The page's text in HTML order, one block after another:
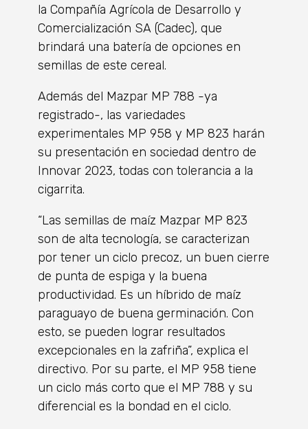
la Compañía Agrícola de Desarrollo y
Comercialización SA (Cadec), que
brindará una batería de opciones en
semillas de este cereal.
Además del Mazpar MP 788 -ya
registrado-, las variedades
experimentales MP 958 y MP 823 harán
su presentación en sociedad dentro de
Innovar 2023, todas con tolerancia a la
cigarrita.
“Las semillas de maíz Mazpar MP 823
son de alta tecnología, se caracterizan
por tener un ciclo precoz, un buen cierre
de punta de espiga y la buena
productividad. Es un híbrido de maíz
paraguayo de buena germinación. Con
esto, se pueden lograr resultados
excepcionales en la zafriña”, explica el
directivo. Por su parte, el MP 958 tiene
un ciclo más corto que el MP 788 y su
diferencial es la bondad en el ciclo.